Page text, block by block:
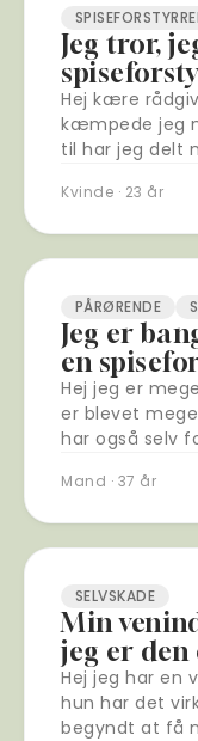
Jeg tror,
Hej kære
kæmpede jeg
til har jeg delt
Kvinde · 23 år
PÅRØRENDE
Jeg er
en
Hej jeg er
er blevet
har også selv
Mand · 37 år
SELVSKADE
Min
jeg er den
Hej jeg har en
hun har det
begyndt at få